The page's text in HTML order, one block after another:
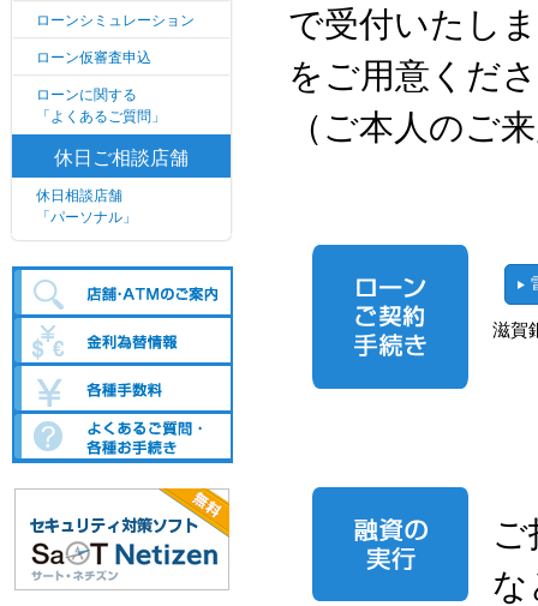
ローンシミュレーション
ローン仮審査申込
ローンに関する
「よくあるご質問」
休日ご相談店舗
休日相談店舗
「パーソナル」
で受付いたし
をご用意くだ
（ご本人のご
滋賀
な